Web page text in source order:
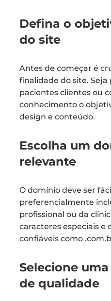
Defina o
do site
Antes de começar é
finalidade do site. Seja
pacientes clientes ou
conhecimento o
design e conteúdo.
Escolha um
relevante
O domínio deve ser
preferencialmente
profissional ou da
caracteres especiais e
confiáveis como
Selecione
de qualidade